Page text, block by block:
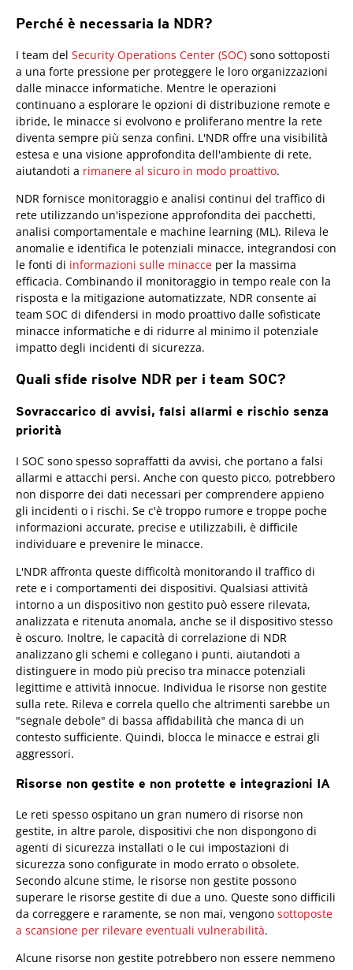
Perché è necessaria la NDR?
I team del Security Operations Center (SOC) sono sottoposti
a una forte pressione per proteggere le loro organizzazioni
dalle minacce informatiche. Mentre le operazioni
continuano a esplorare le opzioni di distribuzione remote e
ibride, le minacce si evolvono e proliferano mentre la rete
diventa sempre più senza confini. L'NDR offre una visibilità
estesa e una visione approfondita dell'ambiente di rete,
aiutandoti a rimanere al sicuro in modo proattivo.
NDR fornisce monitoraggio e analisi continui del traffico di
rete utilizzando un'ispezione approfondita dei pacchetti,
analisi comportamentale e machine learning (ML). Rileva le
anomalie e identifica le potenziali minacce, integrandosi con
le fonti di informazioni sulle minacce per la massima
efficacia. Combinando il monitoraggio in tempo reale con la
risposta e la mitigazione automatizzate, NDR consente ai
team SOC di difendersi in modo proattivo dalle sofisticate
minacce informatiche e di ridurre al minimo il potenziale
impatto degli incidenti di sicurezza.
Quali sfide risolve NDR per i team SOC?
Sovraccarico di avvisi, falsi allarmi e rischio senza
priorità
I SOC sono spesso sopraffatti da avvisi, che portano a falsi
allarmi e attacchi persi. Anche con questo picco, potrebbero
non disporre dei dati necessari per comprendere appieno
gli incidenti o i rischi. Se c'è troppo rumore e troppe poche
informazioni accurate, precise e utilizzabili, è difficile
individuare e prevenire le minacce.
L'NDR affronta queste difficoltà monitorando il traffico di
rete e i comportamenti dei dispositivi. Qualsiasi attività
intorno a un dispositivo non gestito può essere rilevata,
analizzata e ritenuta anomala, anche se il dispositivo stesso
è oscuro. Inoltre, le capacità di correlazione di NDR
analizzano gli schemi e collegano i punti, aiutandoti a
distinguere in modo più preciso tra minacce potenziali
legittime e attività innocue. Individua le risorse non gestite
sulla rete. Rileva e correla quello che altrimenti sarebbe un
"segnale debole" di bassa affidabilità che manca di un
contesto sufficiente. Quindi, blocca le minacce e estrai gli
aggressori.
Risorse non gestite e non protette e integrazioni IA
Le reti spesso ospitano un gran numero di risorse non
gestite, in altre parole, dispositivi che non dispongono di
agenti di sicurezza installati o le cui impostazioni di
sicurezza sono configurate in modo errato o obsolete.
Secondo alcune stime, le risorse non gestite possono
superare le risorse gestite di due a uno. Queste sono difficili
da correggere e raramente, se non mai, vengono sottoposte
a scansione per rilevare eventuali vulnerabilità.
Alcune risorse non gestite potrebbero non essere nemmeno